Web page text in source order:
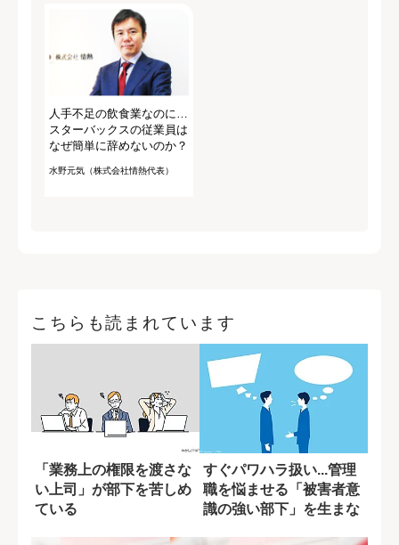
人手不足の飲食業なのに…
スターバックスの従業員は
なぜ簡単に辞めないのか？
水野元気（株式会社情熱代表）
こちらも読まれています
「業務上の権限を渡さな
い上司」が部下を苦しめ
ている
すぐパワハラ扱い...管理
職を悩ませる「被害者意
識の強い部下」を生まな